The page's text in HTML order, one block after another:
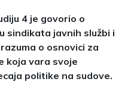
4 je govorio o
sindikata javnih službi i
o osnovici za
koja vara svoje
politike na sudove.